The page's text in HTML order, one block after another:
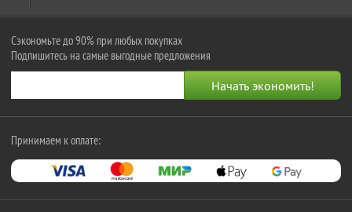
Сэкономьте до 90% при любых покупках
Подпишитесь на самые выгодные предложения
Принимаем к оплате: